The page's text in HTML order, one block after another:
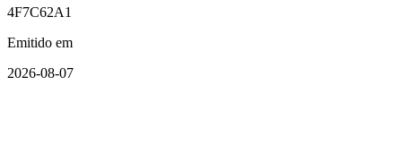
4F7C62A1
Emitido em
2026-08-07